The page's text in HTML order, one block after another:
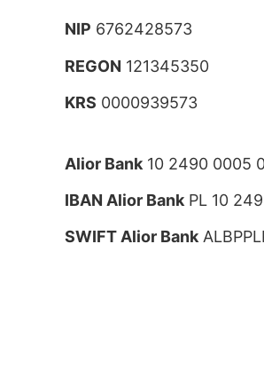
NIP 6762428573
REGON 121345350
KRS 0000939573
Alior Bank 10 2490 0005
IBAN Alior Bank PL 10
SWIFT Alior Bank